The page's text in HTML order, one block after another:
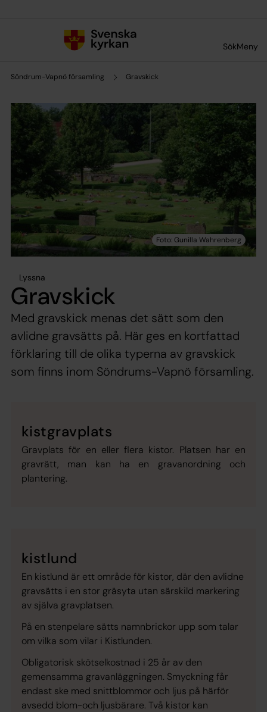
SökMeny
Söndrum-Vapnö församling Gravskick
Lyssna
Gravskick
Med gravskick menas det sätt som den
avlidne gravsätts på. Här ges en kortfattad
förklaring till de olika typerna av gravskick
som finns inom Söndrums-Vapnö församling.
kistgravplats
Gravplats för en eller flera kistor. Platsen har en
gravrätt, man kan ha en gravanordning och
plantering.
kistlund
En kistlund är ett område för kistor, där den avlidne
gravsätts i en stor gräsyta utan särskild markering
av själva gravplatsen.
På en stenpelare sätts namnbrickor upp som talar
om vilka som vilar i Kistlunden.
Obligatorisk skötselkostnad i 25 år av den
gemensamma gravanläggningen. Smyckning får
endast ske med snittblommor och ljus på härför
avsedd blom-och ljusbärare. Två kistor kan